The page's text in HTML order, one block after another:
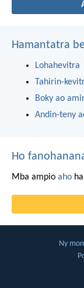
Hamantatra
Lohahevitra
Tahirin-
Boky ao
Andin-teny
Ho
Mba ampio aho
Ny